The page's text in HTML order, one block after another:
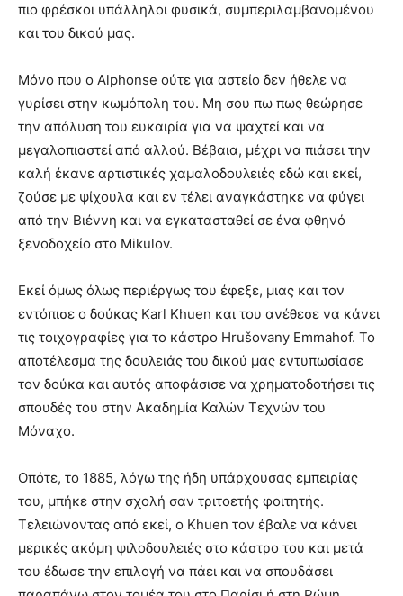
πιο φρέσκοι υπάλληλοι φυσικά, συμπεριλαμβανομένου
και του δικού μας.
Μόνο που ο Alphonse ούτε για αστείο δεν ήθελε να
γυρίσει στην κωμόπολη του. Μη σου πω πως θεώρησε
την απόλυση του ευκαιρία για να ψαχτεί και να
μεγαλοπιαστεί από αλλού. Βέβαια, μέχρι να πιάσει την
καλή έκανε αρτιστικές χαμαλοδουλειές εδώ και εκεί,
ζούσε με ψίχουλα και εν τέλει αναγκάστηκε να φύγει
από την Βιέννη και να εγκατασταθεί σε ένα φθηνό
ξενοδοχείο στο Mikulov.
Εκεί όμως όλως περιέργως του έφεξε, μιας και τον
εντόπισε ο δούκας Karl Khuen και του ανέθεσε να κάνει
τις τοιχογραφίες για το κάστρο Hrušovany Emmahof. Το
αποτέλεσμα της δουλειάς του δικού μας εντυπωσίασε
τον δούκα και αυτός αποφάσισε να χρηματοδοτήσει τις
σπουδές του στην Ακαδημία Καλών Τεχνών του
Μόναχο.
Οπότε, το 1885, λόγω της ήδη υπάρχουσας εμπειρίας
του, μπήκε στην σχολή σαν τριτοετής φοιτητής.
Τελειώνοντας από εκεί, ο Khuen τον έβαλε να κάνει
μερικές ακόμη ψιλοδουλειές στο κάστρο του και μετά
του έδωσε την επιλογή να πάει και να σπουδάσει